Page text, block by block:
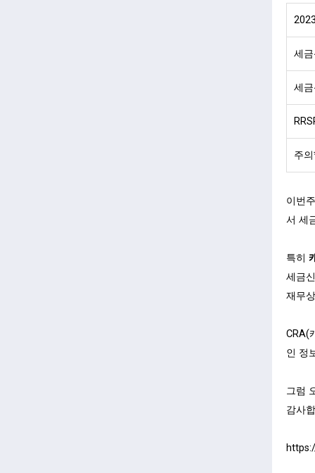
세
세
주
이번
서 세
특히
세금
재무
CRA(
인 정
그럼
감사